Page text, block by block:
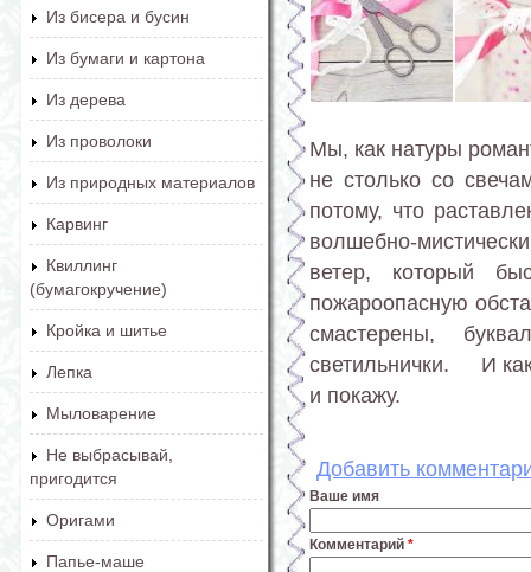
Из бисера и бусин
Из бумаги и картона
Из дерева
Из проволоки
Из природных материалов
Карвинг
Квиллинг
(бумагокручение)
Кройка и шитье
Лепка
Мыловарение
Не выбрасывай,
пригодится
Оригами
Папье-маше
Мы, как натуры
не столько со
потому, что
волшебно-
ветер, который
пожароопасную
смастерены,
светильнички. И как
и покажу.
Добавить
Ваше имя
Комментарий *